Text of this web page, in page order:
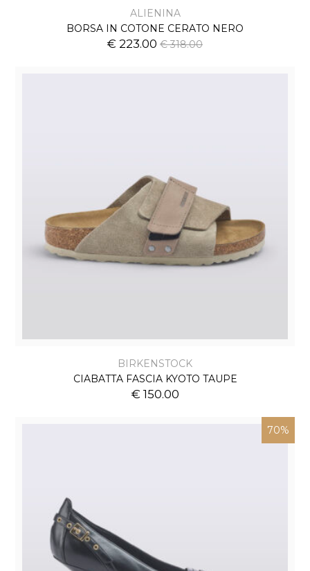
ALIENINA
BORSA IN COTONE CERATO NERO
€ 223.00 € 318.00
BIRKENSTOCK
CIABATTA FASCIA KYOTO TAUPE
€ 150.00
70%